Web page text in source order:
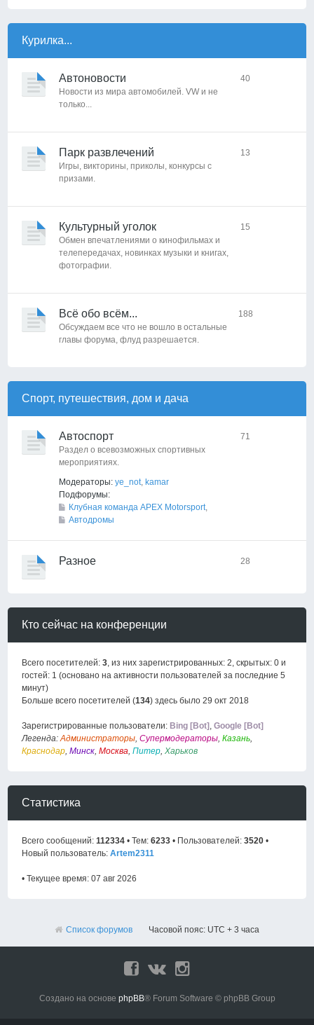
Курилка...
Автоновости
Новости из мира автомобилей. VW и не
только...
40
Парк развлечений
Игры, викторины, приколы, конкурсы с
призами.
13
Культурный уголок
Обмен впечатлениями о кинофильмах и
телепередачах, новинках музыки и книгах,
фотографии.
15
Всё обо всём...
Обсуждаем все что не вошло в остальные
главы форума, флуд разрешается.
188
Спорт, путешествия, дом и дача
Автоспорт
Раздел о всевозможных спортивных
мероприятиях.
Модераторы: ye_not, kamar
Подфорумы:
Клубная команда APEX Motorsport,
Автодромы
71
Разное 28
Кто сейчас на конференции
Всего посетителей:3, из них зарегистрированных: 2, скрытых: 0 и
гостей: 1 (основано на активности пользователей за последние 5
минут)
Больше всего посетителей (134) здесь было 29 окт 2018
Зарегистрированные пользователи: Bing [Bot] ,Google [Bot]
Легенда:Администраторы,Супермодераторы,Казань,
Краснодар,Минск,Москва,Питер,Харьков
Статистика
Всего сообщений:112334 • Тем:6233 • Пользователей:3520 •
Новый пользователь:Artem2311
• Текущее время: 07 авг 2026
Список форумов Часовой пояс: UTC + 3 часа
Создано на основе phpBB® Forum Software © phpBB Group